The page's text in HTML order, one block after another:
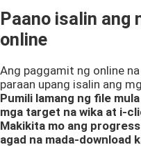
Paano isalin ang
online
Ang paggamit ng online
paraan upang isalin ang
Pumili lamang ng file
mga target na wika at i-
Makikita mo ang
agad na mada-download